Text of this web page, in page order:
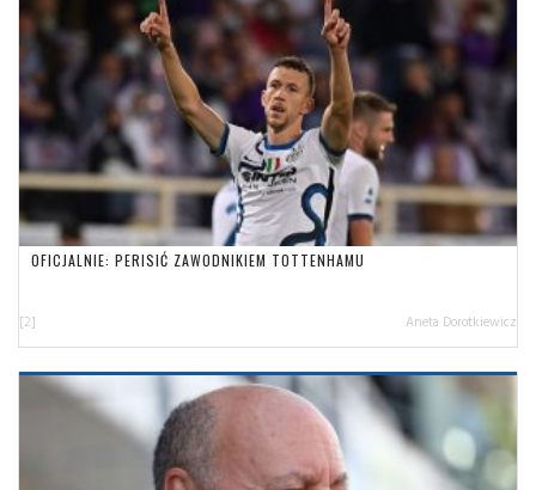
OFICJALNIE: PERISIĆ ZAWODNIKIEM TOTTENHAMU
[2] Aneta Dorotkiewicz